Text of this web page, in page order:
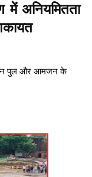
में अनियमितता
पुल और आमजन के